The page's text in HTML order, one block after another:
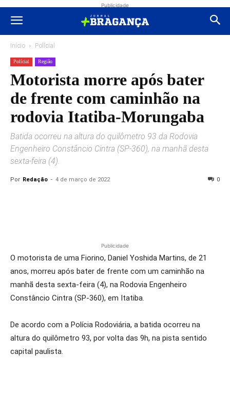
Publicidade
Início Polícial
Polícial Região
Motorista morre após bater
de frente com caminhão na
rodovia Itatiba-Morungaba
Batida ocorreu na altura do quilômetro 93 da Rodovia
Engenheiro Constâncio Cintra (SP-360), na manhã desta
sexta-feira (4).
Por Redação - 4 de março de 2022 0
Publicidade
O motorista de uma Fiorino, Daniel Yoshida Martins, de 21
anos, morreu após bater de frente com um caminhão na
manhã desta sexta-feira (4), na Rodovia Engenheiro
Constâncio Cintra (SP-360), em Itatiba.
De acordo com a Polícia Rodoviária, a batida ocorreu na
altura do quilômetro 93, por volta das 9h, na pista sentido
capital paulista.